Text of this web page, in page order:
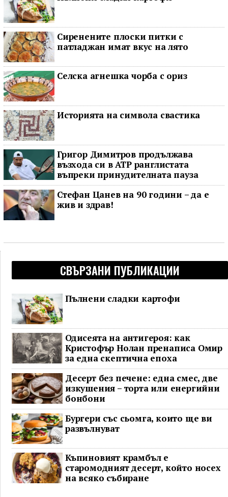
Сиренените плоски питки с
патладжан имат вкус на лято
Селска агнешка чорба с ориз
Историята на символа свастика
Григор Димитров продължава
възхода си в ATP ранглистата
въпреки принудителната пауза
Стефан Цанев на 90 години – да е
жив и здрав!
СВЪРЗАНИ ПУБЛИКАЦИИ
Пълнени сладки картофи
Одисеята на антигероя: как
Кристофър Нолан пренаписа Омир
за една скептична епоха
Десерт без печене: една смес, две
изкушения – торта или енергийни
бонбони
Бургери със сьомга, които ще ви
развълнуват
Къпиновият крамбъл е
старомодният десерт, който носех
на всяко събиране